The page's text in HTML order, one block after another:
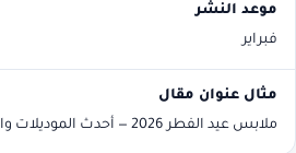
فبراير
ملابس عيد الفطر 2026 — أحدث الموديلات والألوان